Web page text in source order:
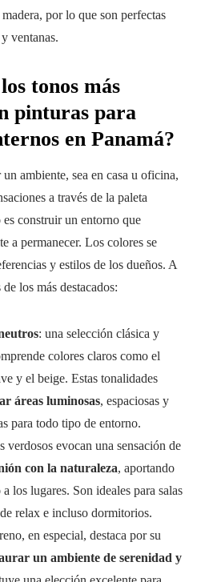
por lo que son perfectas
ventanas.
tonos más
pinturas para
en Panamá?
ambiente, sea en casa u oficina,
a través de la paleta
construir un entorno que
a permanecer. Los colores se
y estilos de los dueños. A
los más destacados:
: una selección clásica y
colores claros como el
y el beige. Estas tonalidades
áreas luminosas, espaciosas y
para todo tipo de entorno.
verdosos evocan una sensación de
con la naturaleza, aportando
los lugares. Son ideales para salas
relax e incluso dormitorios.
en especial, destaca por su
un ambiente de serenidad y